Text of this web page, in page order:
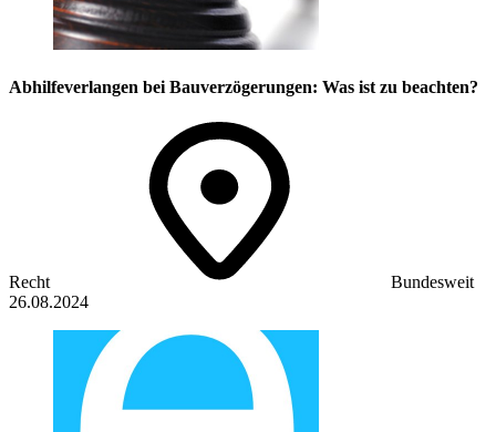
Abhilfeverlangen bei Bauverzögerungen: Was ist zu beachten?
Recht
Bundesweit
26.08.2024